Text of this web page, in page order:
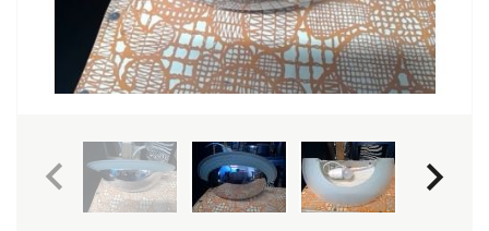
keyboard_arrow_left keyboard_arrow_right